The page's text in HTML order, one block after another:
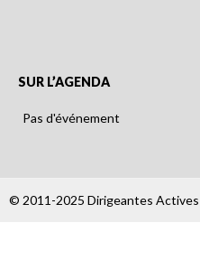
SUR L’AGENDA
Pas d'événement
© 2011-2025 Dirigeantes Actives